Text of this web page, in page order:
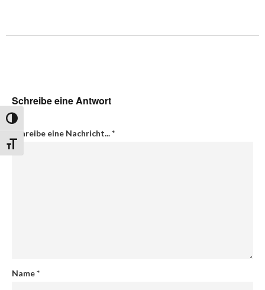
Umschalten auf hohe Kontraste
Schrift vergrößern
Schreibe eine Antwort
Schreibe eine Nachricht...*
Name*